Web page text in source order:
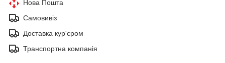
Нова Пошта
Самовивіз
Доставка кур'єром
Транспортна компанія